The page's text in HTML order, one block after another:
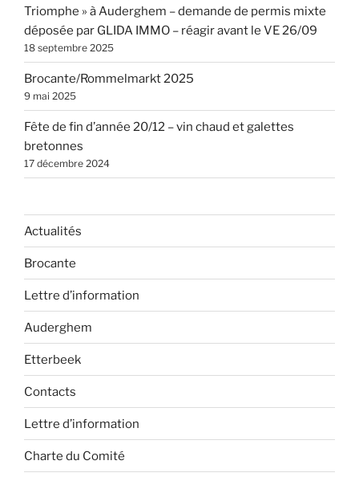
Triomphe » à Auderghem – demande de permis mixte
déposée par GLIDA IMMO – réagir avant le VE 26/09
18 septembre 2025
Brocante/Rommelmarkt 2025
9 mai 2025
Fête de fin d’année 20/12 – vin chaud et galettes
bretonnes
17 décembre 2024
Actualités
Brocante
Lettre d’information
Auderghem
Etterbeek
Contacts
Lettre d’information
Charte du Comité